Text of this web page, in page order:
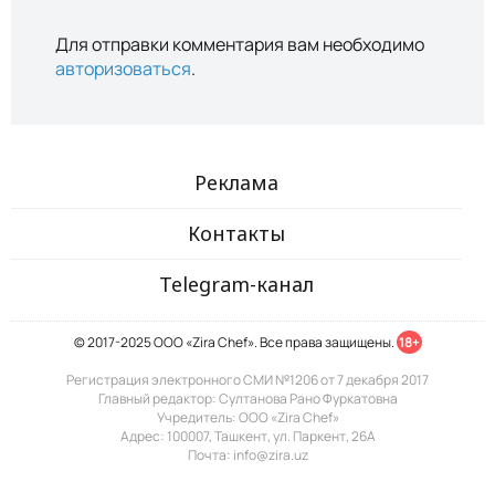
Для отправки комментария вам необходимо
авторизоваться.
Реклама
Контакты
Telegram-канал
© 2017-2025 ООО «Zira Chef». Все права защищены. 18+
Регистрация электронного СМИ №1206 от 7 декабря 2017
Главный редактор: Султанова Рано Фуркатовна
Учредитель: ООО «Zira Chef»
Адрес: 100007, Ташкент, ул. Паркент, 26А
Почта: info@zira.uz